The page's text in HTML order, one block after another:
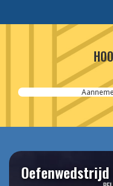
Oefenwedstrijd